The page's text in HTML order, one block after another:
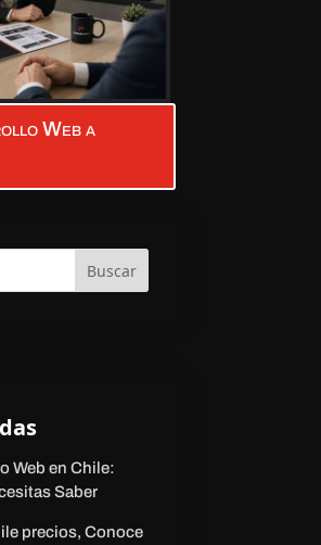
Web a
Buscar
Web en Chile:
Saber
precios, Conoce